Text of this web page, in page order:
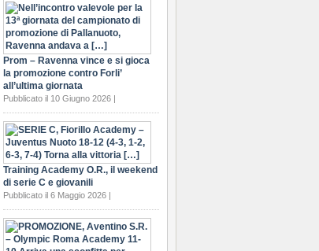
Prom – Ravenna vince e si gioca
la promozione contro Forli’
all’ultima giornata
Pubblicato il 10 Giugno 2026 |
Training Academy O.R., il weekend
di serie C e giovanili
Pubblicato il 6 Maggio 2026 |